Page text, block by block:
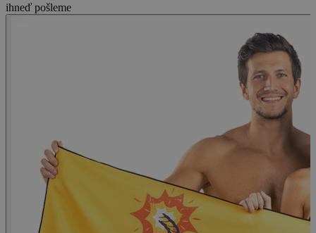
ihneď pošleme